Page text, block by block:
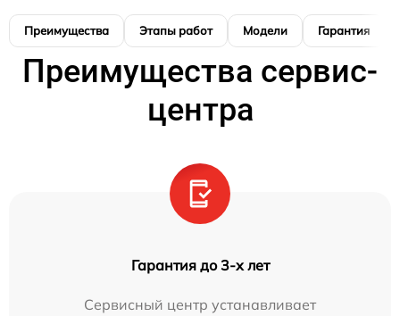
Преимущества Этапы работ Модели Гарантия
Преимущества сервис-
центра
Гарантия до 3-х лет
Сервисный центр устанавливает